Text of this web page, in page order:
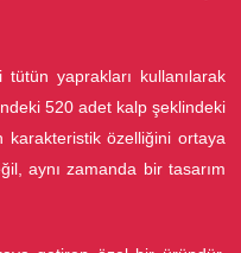
yaprakları kullanılarak
520 adet kalp şeklindeki
karakteristik özelliğini ortaya
aynı zamanda bir tasarım